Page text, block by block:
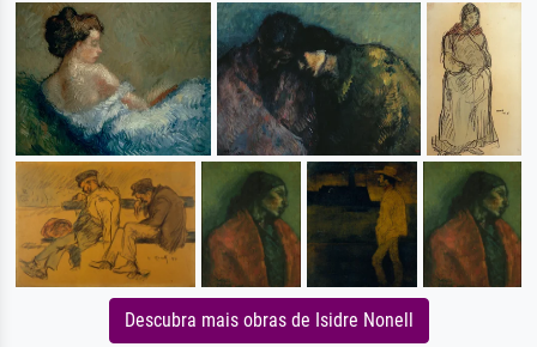
Descubra mais obras de Isidre Nonell